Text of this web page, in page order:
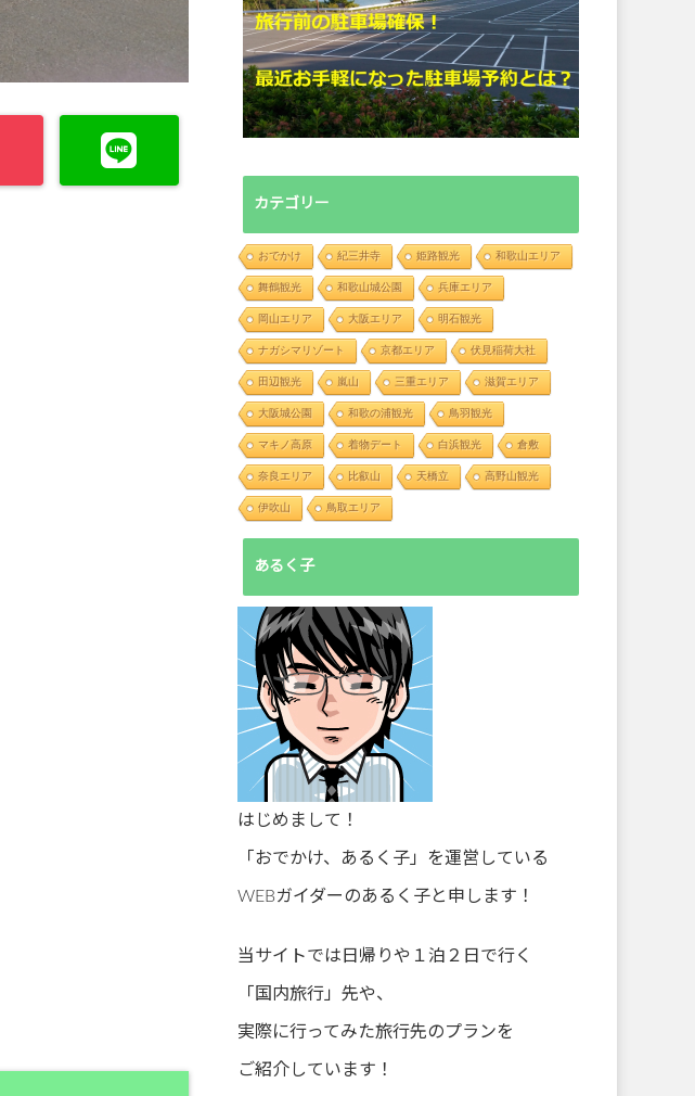
カテゴリー
おでかけ 紀三井寺 姫路観光 和歌山エリア
舞鶴観光 和歌山城公園 兵庫エリア
岡山エリア 大阪エリア 明石観光
ナガシマリゾート 京都エリア 伏見稲荷大社
田辺観光 嵐山 三重エリア 滋賀エリア
大阪城公園 和歌の浦観光 鳥羽観光
マキノ高原 着物デート 白浜観光 倉敷
奈良エリア 比叡山 天橋立 高野山観光
伊吹山 鳥取エリア
あるく子
はじめまして！
「おでかけ、あるく子」を運営している
WEBガイダーのあるく子と申します！
当サイトでは日帰りや１泊２日で行く
「国内旅行」先や、
実際に行ってみた旅行先のプランを
ご紹介しています！